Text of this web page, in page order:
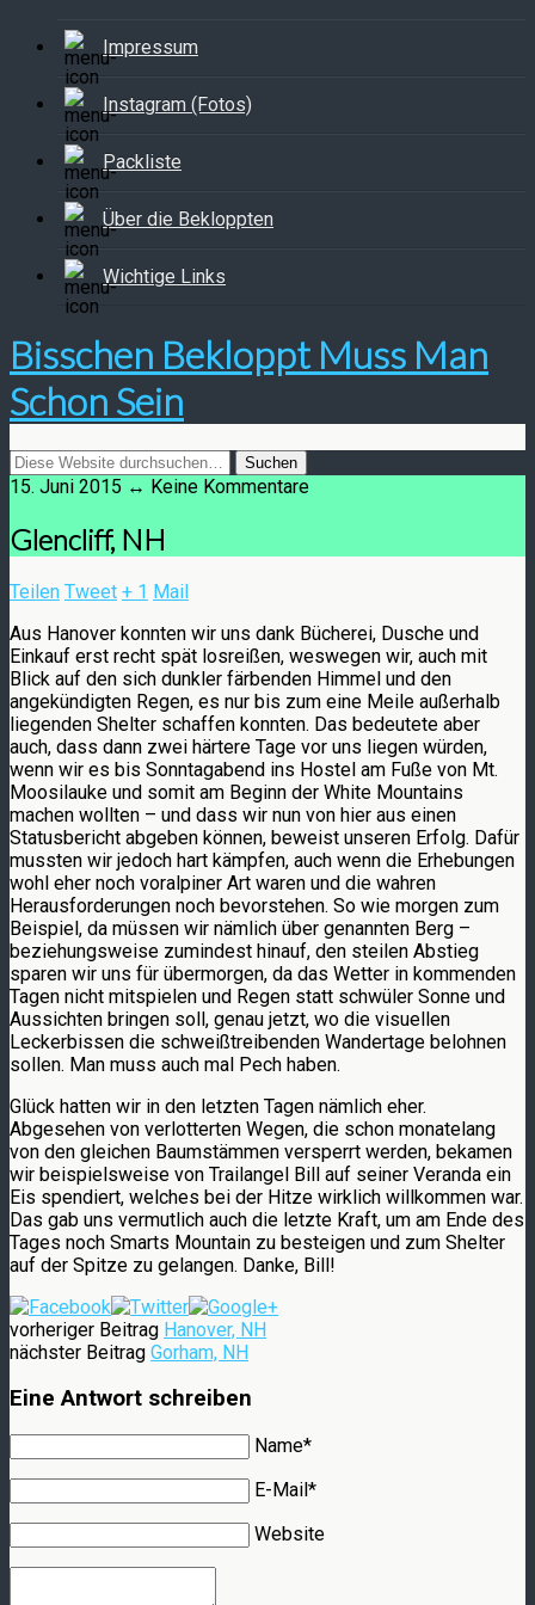
Impressum
Instagram (Fotos)
Packliste
Über die Bekloppten
Wichtige Links
Bisschen Bekloppt Muss Man
Schon Sein
15. Juni 2015 ↔ Keine Kommentare
Glencliff, NH
Teilen Tweet + 1 Mail
Aus Hanover konnten wir uns dank Bücherei, Dusche und
Einkauf erst recht spät losreißen, weswegen wir, auch mit
Blick auf den sich dunkler färbenden Himmel und den
angekündigten Regen, es nur bis zum eine Meile außerhalb
liegenden Shelter schaffen konnten. Das bedeutete aber
auch, dass dann zwei härtere Tage vor uns liegen würden,
wenn wir es bis Sonntagabend ins Hostel am Fuße von Mt.
Moosilauke und somit am Beginn der White Mountains
machen wollten – und dass wir nun von hier aus einen
Statusbericht abgeben können, beweist unseren Erfolg. Dafür
mussten wir jedoch hart kämpfen, auch wenn die Erhebungen
wohl eher noch voralpiner Art waren und die wahren
Herausforderungen noch bevorstehen. So wie morgen zum
Beispiel, da müssen wir nämlich über genannten Berg –
beziehungsweise zumindest hinauf, den steilen Abstieg
sparen wir uns für übermorgen, da das Wetter in kommenden
Tagen nicht mitspielen und Regen statt schwüler Sonne und
Aussichten bringen soll, genau jetzt, wo die visuellen
Leckerbissen die schweißtreibenden Wandertage belohnen
sollen. Man muss auch mal Pech haben.
Glück hatten wir in den letzten Tagen nämlich eher.
Abgesehen von verlotterten Wegen, die schon monatelang
von den gleichen Baumstämmen versperrt werden, bekamen
wir beispielsweise von Trailangel Bill auf seiner Veranda ein
Eis spendiert, welches bei der Hitze wirklich willkommen war.
Das gab uns vermutlich auch die letzte Kraft, um am Ende des
Tages noch Smarts Mountain zu besteigen und zum Shelter
auf der Spitze zu gelangen. Danke, Bill!
vorheriger Beitrag Hanover, NH
nächster Beitrag Gorham, NH
Eine Antwort schreiben
Name*
E-Mail*
Website